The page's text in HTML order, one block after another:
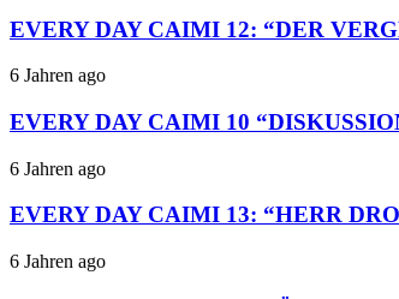
EVERY DAY CAIMI 12: “DER
6 Jahren ago
EVERY DAY CAIMI 10
6 Jahren ago
EVERY DAY CAIMI 13: “HERR
6 Jahren ago